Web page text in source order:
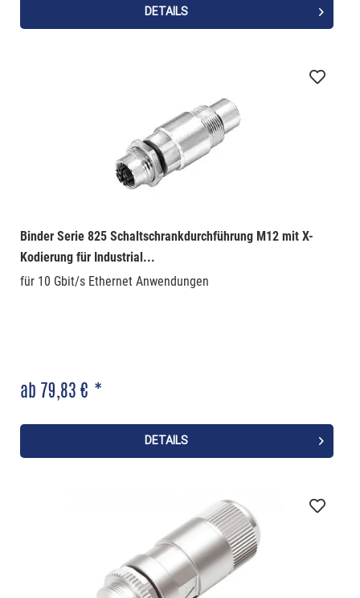
DETAILS
Binder Serie 825 Schaltschrankdurchführung M12 mit X-
Kodierung für Industrial...
für 10 Gbit/s Ethernet Anwendungen
ab 79,83 € *
DETAILS